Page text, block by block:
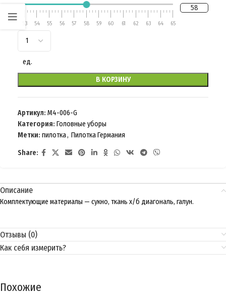
53 54 55 56 57 58 59 60 61 62 63 64 65
58
ед.
В КОРЗИНУ
Артикул: M4-006-G
Категория: Головные уборы
Метки: пилотка, Пилотка Германия
Share:
Описание
Комплектующие материалы — сукно, ткань х/б диагональ, галун.
Отзывы (0)
Как себя измерить?
Похожие